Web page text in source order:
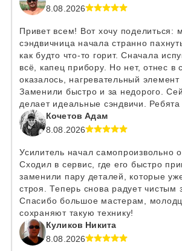
8.08.2026
Привет всем! Вот хочу поделиться:
сэндвичница начала странно
как будто что-то горит. Сначала
всё, капец прибору. Но нет, отнес в
оказалось, нагревательный элемент
Заменили быстро и за недорого.
делает идеальные сэндвичи.
Кочетов Адам
8.08.2026
Усилитель начал самопроизвольно
Сходил в сервис, где его быстро
заменили пару деталей, которые
строя. Теперь снова радует чистым
Спасибо большое мастерам,
сохраняют такую технику!
Куликов Никита
8.08.2026